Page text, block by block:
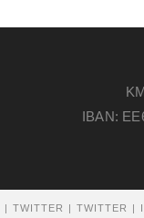
IBAN:
TWITTER TWITTER